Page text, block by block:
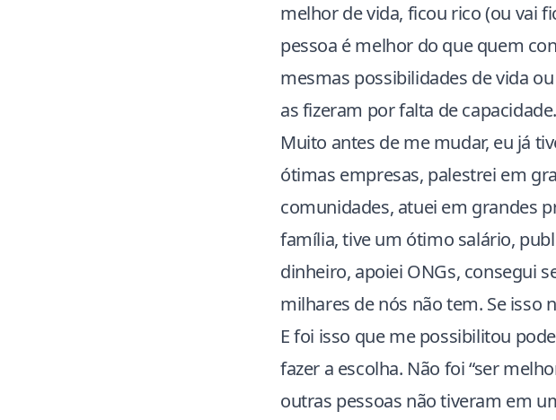
melhor de vida, ficou rico (ou vai
pessoa é melhor do que quem
mesmas possibilidades de vida
as fizeram por falta de
Muito antes de me mudar, eu já
ótimas empresas, palestrei em
comunidades, atuei em grandes
família, tive um ótimo salário,
dinheiro, apoiei ONGs, consegui
milhares de nós não tem. Se isso
E foi isso que me possibilitou
fazer a escolha. Não foi “ser
outras pessoas não tiveram em